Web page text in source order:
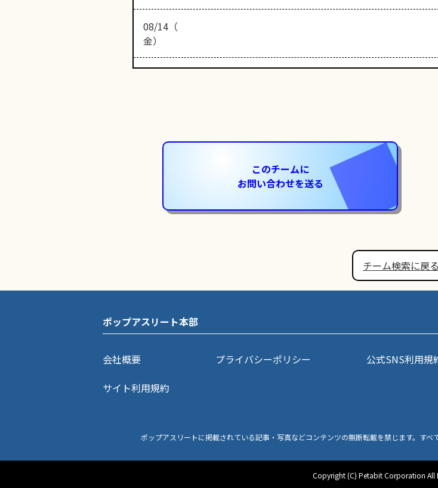
08/14（
金）
このチームに
お問い合わせを送る
チーム検索に戻る
ポップアスリート本部
会社概要 プライバシーポリシー
公式SNS利用規
サイト利用規約
ポップアスリートに掲載されている記事・写真などコンテンツの無断転載を禁じます。すべ
Copyright (C) Petabit Corporation All